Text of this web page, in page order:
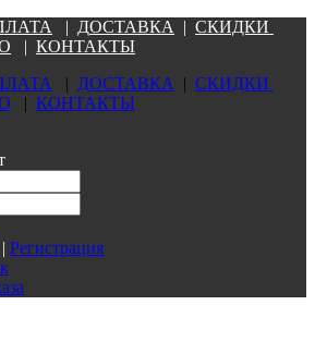
| ДОСТАВКА | СКИДКИ
| КОНТАКТЫ
| ДОСТАВКА | СКИДКИ
| КОНТАКТЫ
| Регистрация